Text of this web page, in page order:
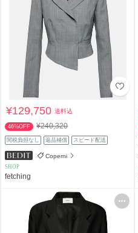
¥129,750送料込
46%OFF ¥240,320
関税負担なし 返品補償 スピード配送
Coperni
SHOP
fetching